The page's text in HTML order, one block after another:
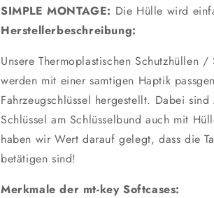
SIMPLE MONTAGE: Die Hülle wird
Herstellerbeschreibung:
Unsere Thermoplastischen Schutzhüllen
werden mit einer samtigen Haptik
Fahrzeugschlüssel hergestellt. Dabei
Schlüssel am Schlüsselbund auch mit
haben wir Wert darauf gelegt, dass die
betätigen sind!
Merkmale der mt-key Softcases: